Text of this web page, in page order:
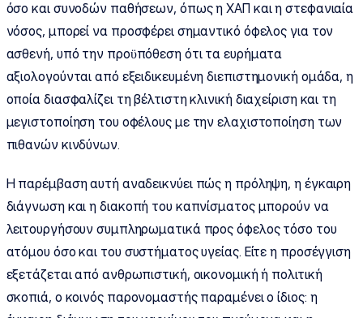
όσο και συνοδών παθήσεων, όπως η ΧΑΠ και η στεφανιαία
νόσος, μπορεί να προσφέρει σημαντικό όφελος για τον
ασθενή, υπό την προϋπόθεση ότι τα ευρήματα
αξιολογούνται από εξειδικευμένη διεπιστημονική ομάδα, η
οποία διασφαλίζει τη βέλτιστη κλινική διαχείριση και τη
μεγιστοποίηση του οφέλους με την ελαχιστοποίηση των
πιθανών κινδύνων.
Η παρέμβαση αυτή αναδεικνύει πώς η πρόληψη, η έγκαιρη
διάγνωση και η διακοπή του καπνίσματος μπορούν να
λειτουργήσουν συμπληρωματικά προς όφελος τόσο του
ατόμου όσο και του συστήματος υγείας. Είτε η προσέγγιση
εξετάζεται από ανθρωπιστική, οικονομική ή πολιτική
σκοπιά, ο κοινός παρονομαστής παραμένει ο ίδιος: η